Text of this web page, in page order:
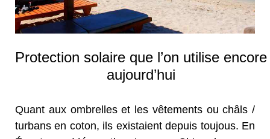
Protection solaire que l’on utilise encore
aujourd’hui
Quant aux ombrelles et les vêtements ou châls /
turbans en coton, ils existaient depuis toujous. En